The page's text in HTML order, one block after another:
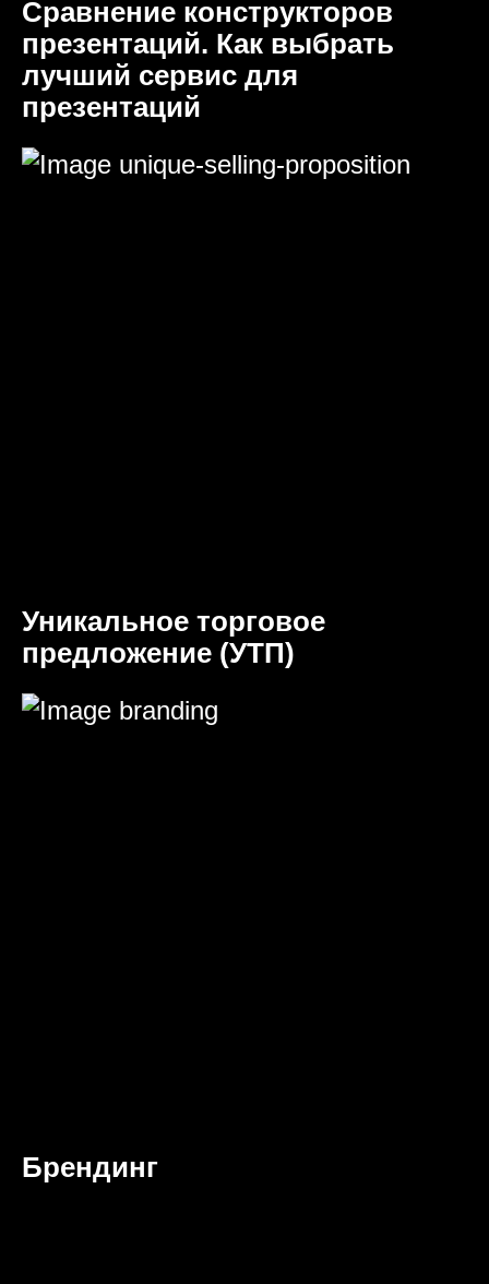
Сравнение конструкторов
презентаций. Как выбрать
лучший сервис для
презентаций
Уникальное торговое
предложение (УТП)
Брендинг